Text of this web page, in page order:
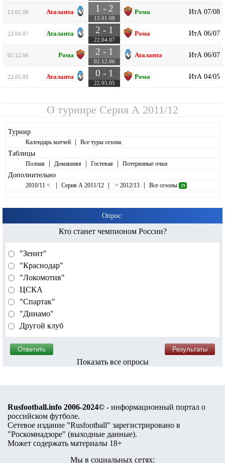
13.01.08 Аталанта 1 - 2
13.01.08
Рома ИтА 07/08
22.04.07 Аталанта 2 - 1
22.04.07
Рома ИтА 06/07
02.12.06 Рома 2 - 1
02.12.06
Аталанта ИтА 06/07
22.05.05 Аталанта 0 - 1
22.05.05
Рома ИтА 04/05
О турнире Серия А 2011/12
Турнир
Календарь матчей | Все туры сезона
Таблицы
Полная | Домашняя | Гостевая | Потерянные очки
Дополнительно
2010/11 < | Серия А 2011/12 | > 2012/13 | Все сезоны 29
Опрос:
Кто станет чемпионом России?
"Зенит"
"Краснодар"
"Локомотив"
ЦСКА
"Спартак"
"Динамо"
Другой клуб
Показать все опросы
Rusfootball.info 2006-2024© - информационный портал о
российском футболе.
Сетевое издание "Rusfootball" зарегистрировано в
"Роскомнадзоре" (выходные данные).
Может содержать материалы 18+
Мы в социальных сетях: